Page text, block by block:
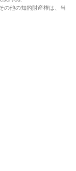
の他の知的財産権は、当